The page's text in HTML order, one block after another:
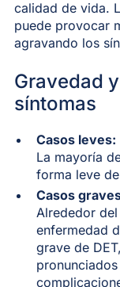
calidad de vida.
puede provocar
agravando los
Gravedad
síntomas
Casos leves:
La mayoría
forma leve
Casos
Alrededor
enfermedad
grave de